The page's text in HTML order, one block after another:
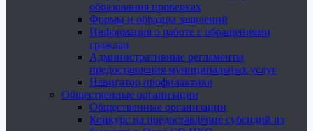
образования проверках
Формы и образцы заявлений
Информация о работе с обращениями
граждан
Административные регламенты
предоставления муниципальных услуг
Навигатор профилактики
Общественные организации
Общественные организации
Конкурс на предоставление субсидий из